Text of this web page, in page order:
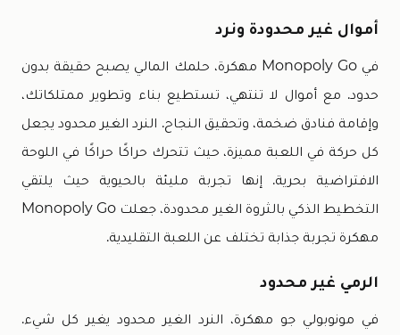
أموال غير محدودة ونرد
في Monopoly Go مهكرة، حلمك المالي يصبح حقيقة بدون
حدود. مع أموال لا تنتهي، تستطيع بناء وتطوير ممتلكاتك،
وإقامة فنادق ضخمة، وتحقيق النجاح. النرد الغير محدود يجعل
كل حركة في اللعبة مميزة، حيث تتحرك حراكًا حراكًا في اللوحة
الافتراضية بحرية. إنها تجربة مليئة بالحيوية حيث يلتقي
التخطيط الذكي بالثروة الغير محدودة، جعلت Monopoly Go
مهكرة تجربة جذابة تختلف عن اللعبة التقليدية.
الرمي غير محدود
في مونوبولي جو مهكرة، النرد الغير محدود يغير كل شيء.